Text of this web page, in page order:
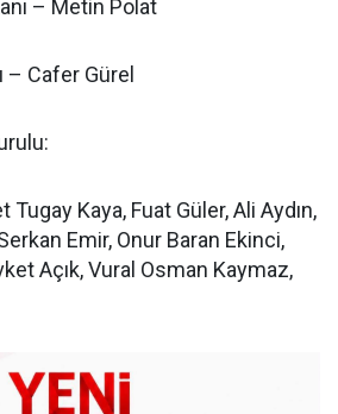
– Metin Polat
– Cafer Gürel
Tugay Kaya, Fuat Güler, Ali Aydın,
Emir, Onur Baran Ekinci,
Açık, Vural Osman Kaymaz,